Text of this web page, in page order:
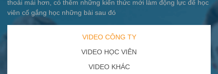
thoải mái hơn, có thêm những kiến thức mới làm động lực để học
viên cố gắng học những bài sau đó
VIDEO CÔNG TY
VIDEO HỌC VIÊN
VIDEO KHÁC